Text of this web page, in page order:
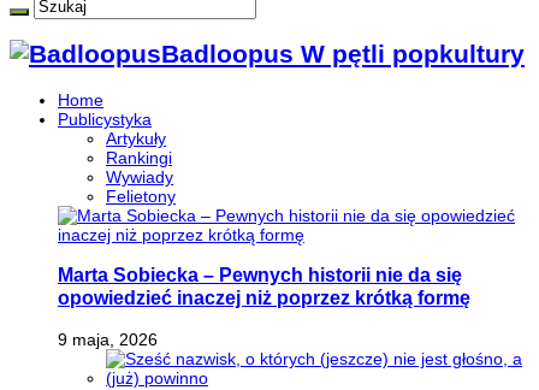
Badloopus W pętli popkultury
Home
Publicystyka
Artykuły
Rankingi
Wywiady
Felietony
Marta Sobiecka – Pewnych historii nie da się
opowiedzieć inaczej niż poprzez krótką formę
9 maja, 2026